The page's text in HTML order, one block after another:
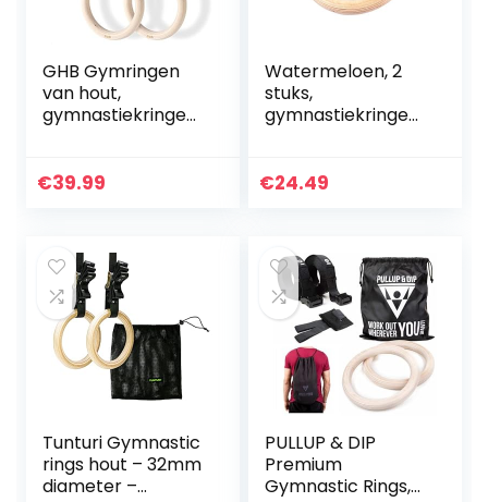
GHB Gymringen
van hout,
gymnastiekringen
fitnesstraining, 28
€39.99
Watermeloen, 2
stuks,
gymnastiekringen,
gymnastiek,
pull…
€24.49
Tunturi Gymnastic
rings hout – 32mm
diameter –
PULLUP & DIP
Premium
Gymnastic Rings,